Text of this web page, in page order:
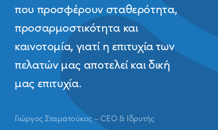
που προσφέρουν σταθερότητα,
προσαρμοστικότητα και
καινοτομία, γιατί η επιτυχία των
πελατών μας αποτελεί και δική
μας επιτυχία.
Γιώργος Σταματούκος – CEO & Ιδρυτής